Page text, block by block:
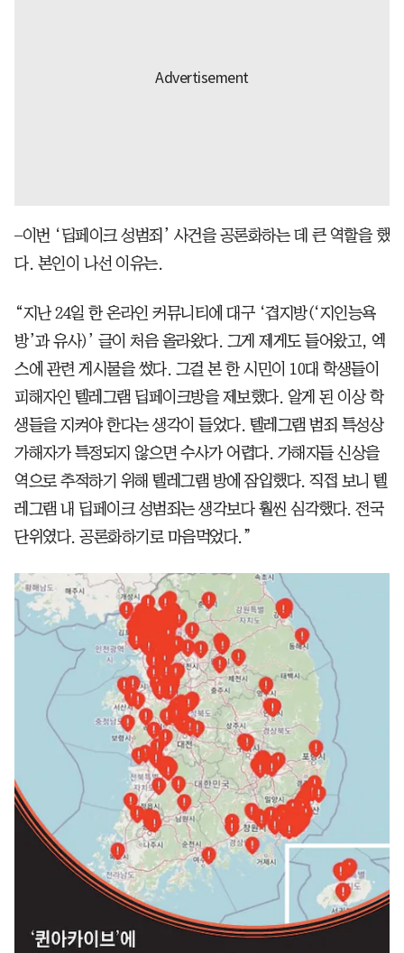
–이번 ‘딥페이크 성범죄’ 사건을 공론화하는 데 큰 역할을 했
다. 본인이 나선 이유는.
“지난 24일 한 온라인 커뮤니티에 대구 ‘겹지방(‘지인능욕
방’과 유사)’ 글이 처음 올라왔다. 그게 제게도 들어왔고, 엑
스에 관련 게시물을 썼다. 그걸 본 한 시민이 10대 학생들이
피해자인 텔레그램 딥페이크방을 제보했다. 알게 된 이상 학
생들을 지켜야 한다는 생각이 들었다. 텔레그램 범죄 특성상
가해자가 특정되지 않으면 수사가 어렵다. 가해자들 신상을
역으로 추적하기 위해 텔레그램 방에 잠입했다. 직접 보니 텔
레그램 내 딥페이크 성범죄는 생각보다 훨씬 심각했다. 전국
단위였다. 공론화하기로 마음먹었다.”